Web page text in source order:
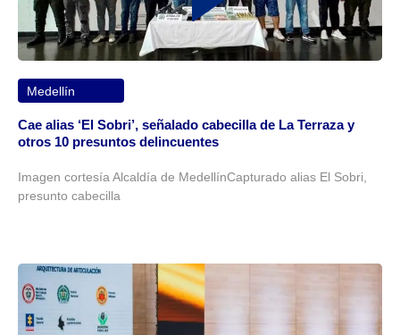
Medellín
Cae alias ‘El Sobri’, señalado cabecilla de La Terraza y
otros 10 presuntos delincuentes
Imagen cortesía Alcaldía de MedellínCapturado alias El Sobri,
presunto cabecilla